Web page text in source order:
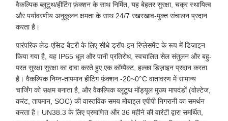
वैकल्पिक ब्लूटूथ/हीटिंग फ़ंक्शन के साथ निर्मित, यह बेहतर सुरक्षा, चक्र स्थायित्व
और पर्यावरणीय अनुकूलन क्षमता के साथ 24/7 रखरखाव-मुक्त संचालन प्रदान
करता है।
पारंपरिक लेड-एसिड बैटरी के लिए सीधे ड्रॉप-इन रिप्लेसमेंट के रूप में डिज़ाइन
किया गया है, यह IP65 धूल और पानी प्रतिरोध, स्वचालित सेल संतुलन और बहु-
परत सुरक्षा सुरक्षा का दावा करते हुए एक कॉम्पैक्ट, हल्का डिज़ाइन प्रदान करता
है। वैकल्पिक निम्न-तापमान हीटिंग फ़ंक्शन -20~0°C वातावरण में सामान्य
चार्जिंग को सक्षम बनाता है, और वैकल्पिक ब्लूटूथ मॉड्यूल मुख्य मापदंडों (वोल्टेज,
करंट, तापमान, SOC) की वास्तविक समय मोबाइल एपीपी निगरानी का समर्थन
करता है। UN38.3 के लिए प्रमाणित और 36 महीने की वारंटी द्वारा समर्थित,